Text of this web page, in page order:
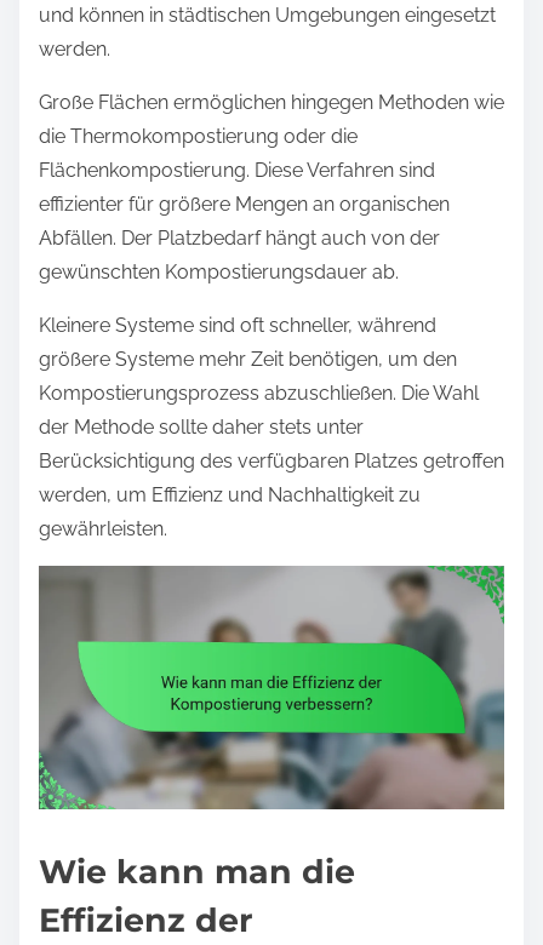
und können in städtischen Umgebungen eingesetzt
werden.
Große Flächen ermöglichen hingegen Methoden wie
die Thermokompostierung oder die
Flächenkompostierung. Diese Verfahren sind
effizienter für größere Mengen an organischen
Abfällen. Der Platzbedarf hängt auch von der
gewünschten Kompostierungsdauer ab.
Kleinere Systeme sind oft schneller, während
größere Systeme mehr Zeit benötigen, um den
Kompostierungsprozess abzuschließen. Die Wahl
der Methode sollte daher stets unter
Berücksichtigung des verfügbaren Platzes getroffen
werden, um Effizienz und Nachhaltigkeit zu
gewährleisten.
Wie kann man die
Effizienz der